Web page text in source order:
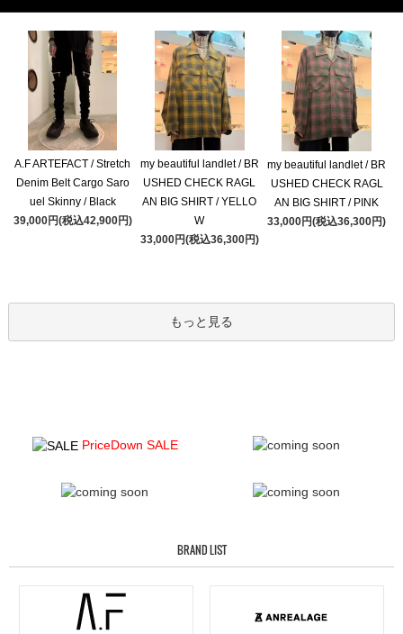
A.F ARTEFACT / Stretch
Denim Belt Cargo Saro
uel Skinny / Black
39,000円(税込42,900円)
my beautiful landlet / BR
USHED CHECK RAGL
AN BIG SHIRT / YELLO
W
33,000円(税込36,300円)
my beautiful landlet / BR
USHED CHECK RAGL
AN BIG SHIRT / PINK
33,000円(税込36,300円)
もっと見る
PriceDown SALE
BRAND LIST